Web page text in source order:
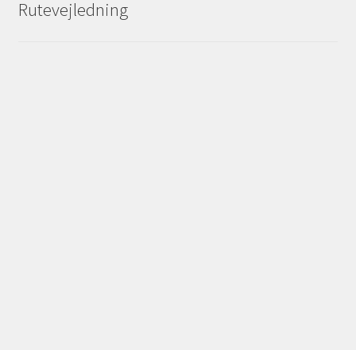
Rutevejledning